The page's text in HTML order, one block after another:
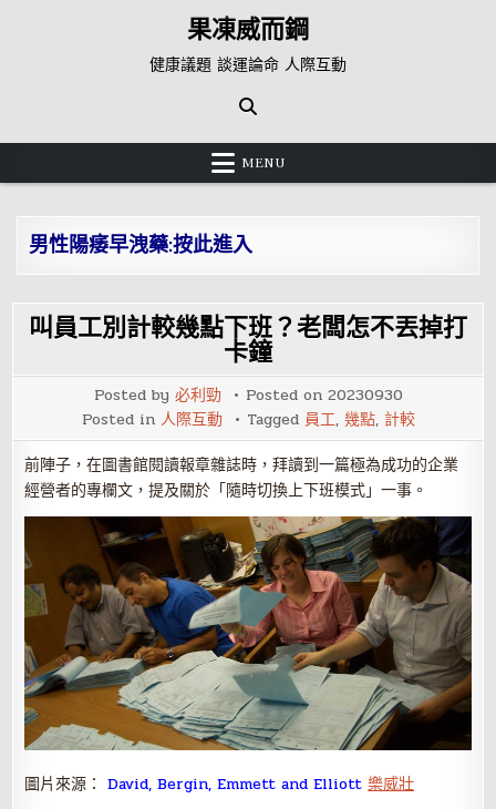
果凍威而鋼
健康議題 談運論命 人際互動
MENU
男性陽痿早洩藥:按此進入
叫員工別計較幾點下班？老闆怎不丟掉打
卡鐘
Posted by 必利勁 Posted on 20230930
Posted in 人際互動 Tagged 員工, 幾點, 計較
前陣子，在圖書館閱讀報章雜誌時，拜讀到一篇極為成功的企業
經營者的專欄文，提及關於「隨時切換上下班模式」一事。
圖片來源： David, Bergin, Emmett and Elliott樂威壯